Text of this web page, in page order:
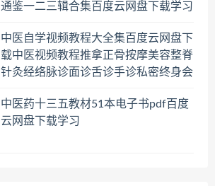
通鉴一二三辑合集百度云网盘下载学习
中医自学视频教程大全集百度云网盘下
载中医视频教程推拿正骨按摩美容整脊
针灸经络脉诊面诊舌诊手诊私密终身会
中医药十三五教材51本电子书pdf百度
云网盘下载学习